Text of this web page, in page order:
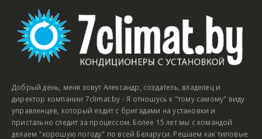
Добрый день, меня зовут Александр, создатель, владелец и
директор компании 7climat.by - Я отношусь к "тому самому" виду
управленцев, который ездит с бригадами на установки и
пристально следит за процессом. Более 15 лет мы с командой
делаем "хорошую погоду" по всей Беларуси. Решаем как типовые